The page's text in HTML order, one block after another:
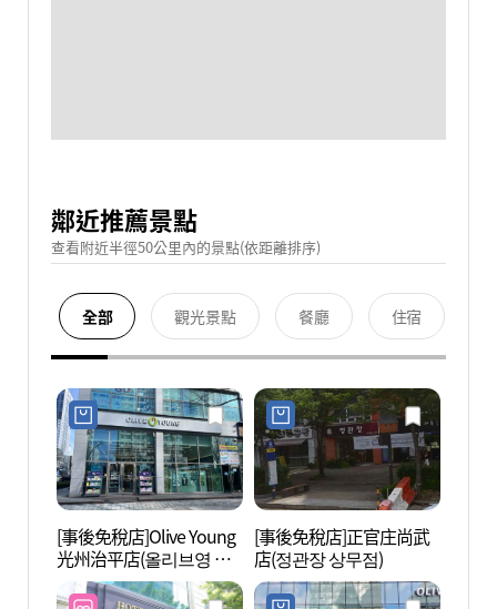
鄰近推薦景點
查看附近半徑50公里內的景點(依距離排序)
全部 觀光景點 餐廳 住宿
[事後免稅店]Olive Young
光州治平店(올리브영 광
주치평점)
[事後免稅店]正官庄尚武
店(정관장 상무점)